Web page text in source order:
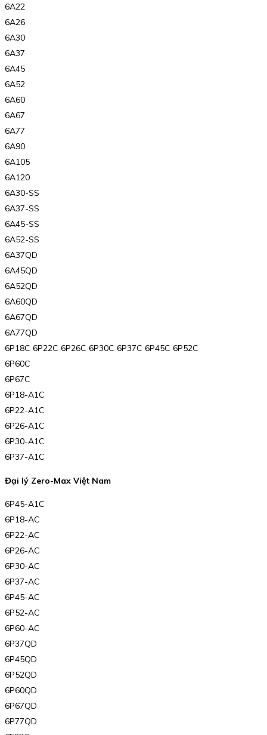
6A22
6A26
6A30
6A37
6A45
6A52
6A60
6A67
6A77
6A90
6A105
6A120
6A30-SS
6A37-SS
6A45-SS
6A52-SS
6A37QD
6A45QD
6A52QD
6A60QD
6A67QD
6A77QD
6P18C 6P22C 6P26C 6P30C 6P37C 6P45C 6P52C
6P60C
6P67C
6P18-A1C
6P22-A1C
6P26-A1C
6P30-A1C
6P37-A1C
Đại lý Zero-Max Việt Nam
6P45-A1C
6P18-AC
6P22-AC
6P26-AC
6P30-AC
6P37-AC
6P45-AC
6P52-AC
6P60-AC
6P37QD
6P45QD
6P52QD
6P60QD
6P67QD
6P77QD